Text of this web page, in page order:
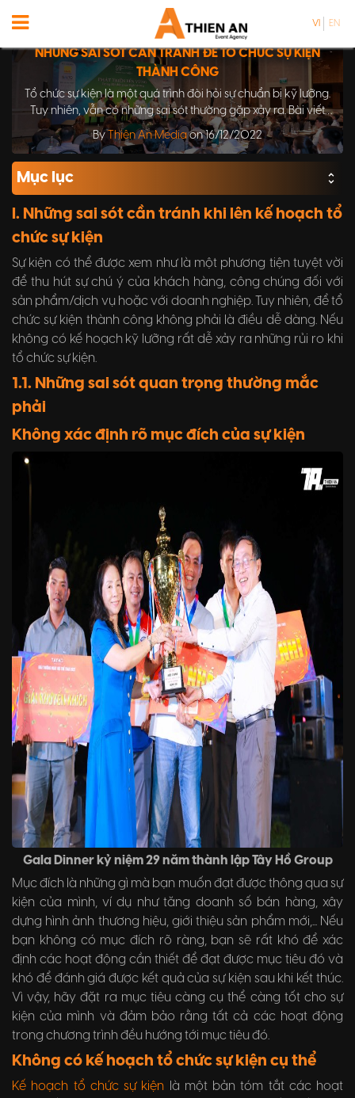
VI EN
NHỮNG SAI SÓT CẦN TRÁNH ĐỂ TỔ CHỨC SỰ KIỆN
THÀNH CÔNG
Tổ chức sự kiện là một quá trình đòi hỏi sự chuẩn bị kỹ lưỡng.
Tuy nhiên, vẫn có những sai sót thường gặp xảy ra. Bài viết
này sẽ giới thiệu những sai lầm cần tránh giúp bạn tổ chức
một sự kiện thành công.
By Thiên An Mediaon 16/12/2022
Mục lục
I. Những sai sót cần tránh khi lên kế hoạch tổ
chức sự kiện
Sự kiện có thể được xem như là một phương tiện tuyệt vời
để thu hút sự chú ý của khách hàng, công chúng đối với
sản phẩm/dịch vụ hoặc với doanh nghiệp. Tuy nhiên, để tổ
chức sự kiện thành công không phải là điều dễ dàng. Nếu
không có kế hoạch kỹ lưỡng rất dễ xảy ra những rủi ro khi
tổ chức sự kiện.
1.1. Những sai sót quan trọng thường mắc
phải
Không xác định rõ mục đích của sự kiện
Gala Dinner kỷ niệm 29 năm thành lập Tây Hồ Group
Mục đích là những gì mà bạn muốn đạt được thông qua sự
kiện của mình, ví dụ như tăng doanh số bán hàng, xây
dựng hình ảnh thương hiệu, giới thiệu sản phẩm mới,... Nếu
bạn không có mục đích rõ ràng, bạn sẽ rất khó để xác
định các hoạt động cần thiết để đạt được mục tiêu đó và
khó để đánh giá được kết quả của sự kiện sau khi kết thúc.
Vì vậy, hãy đặt ra mục tiêu càng cụ thể càng tốt cho sự
kiện của mình và đảm bảo rằng tất cả các hoạt động
trong chương trình đều hướng tới mục tiêu đó.
Không có kế hoạch tổ chức sự kiện cụ thể
Kế hoạch tổ chức sự kiện là một bản tóm tắt các hoạt